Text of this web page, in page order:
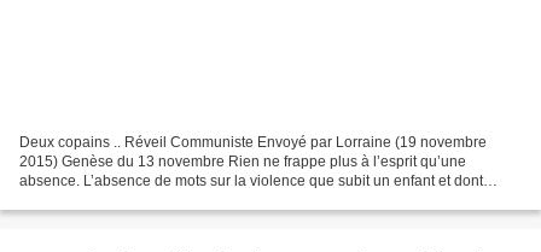
Deux copains .. Réveil Communiste Envoyé par Lorraine (19 novembre
2015) Genèse du 13 novembre Rien ne frappe plus à l’esprit qu’une
absence. L’absence de mots sur la violence que subit un enfant et dont